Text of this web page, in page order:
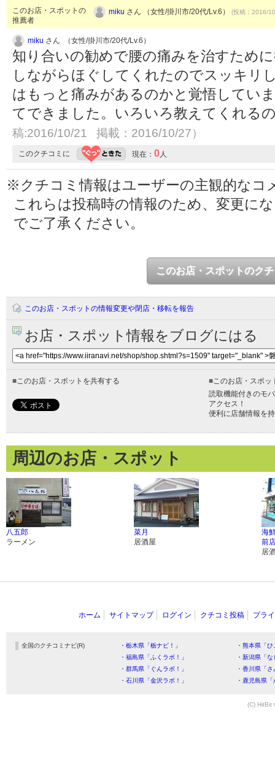
このお店・スポットの
推薦者
miku さん （女性/掛川市/20代/Lv.6） (投稿：2016/
miku さん （女性/掛川市/20代/Lv.6）
知り合いの勧めで腰の痛みを治すため
しながらほぐしてくれたのでスッキリ
はもっと痛みがあるのかと覚悟してい
てできました。いろいろ教えてくれる
稿:2016/10/21 掲載：2016/10/27）
このクチコミに 現在： 0人
※クチコミ情報はユーザーの主観的なコ
これらは投稿時の情報のため、変更に
でご了承ください。
このお店・スポットのク
このお店・スポットの情報変更や閉店・移転を報告
お店・スポット情報をブログにはる
■このお店・スポットを共有する ■このお店・スポッ
読取機能付きのモ
アクセス！
便利に店舗情報を
周辺のお店・スポット
八五郎
ラーメン
菜月
居酒屋
海
前
居
ホーム サイトマップ ログイン クチコミ投稿 プラ
全国のクチコミナビ(R) ・栃木県「栃ナビ！」
・熊本県「
・福島県「ふくラボ！」
・新潟県「
・群馬県「ぐんラボ！」
・香川県「
・石川県「金沢ラボ！」
・鹿児島県
(C) HitBit